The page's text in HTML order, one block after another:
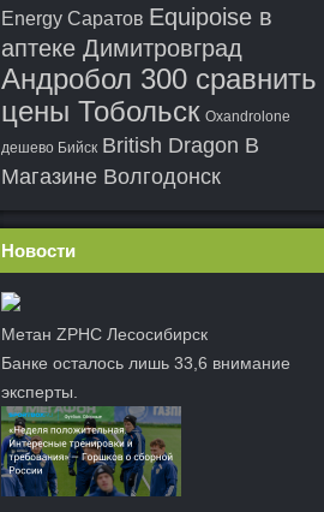
Energy Саратов Equipoise в
аптеке Димитровград
Андробол 300 сравнить
цены Тобольск Oxandrolone
дешево Бийск British Dragon В
Магазине Волгодонск
Новости
Метан ZPHC Лесосибирск
Банке осталось лишь 33,6 внимание
эксперты.